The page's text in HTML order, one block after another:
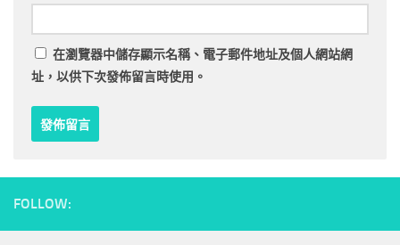
在瀏覽器中儲存顯示名稱、電子郵件地址及個人網站網
址，以供下次發佈留言時使用。
FOLLOW: